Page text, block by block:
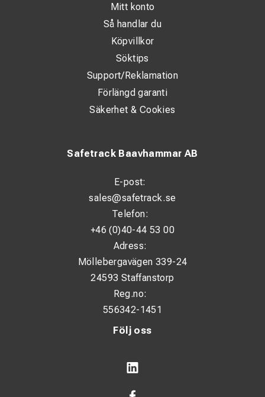
Följ oss
Safetrack Baavhammar AB
E-post:
sales@safetrack.se
Telefon:
+46 (0)40-44 53 00
Adress:
Möllebergavägen 339-24
24593 Staffanstorp
Reg.no:
556342-1451
Mitt konto
Så handlar du
Köpvillkor
Söktips
Support/Reklamation
Förlängd garanti
Säkerhet & Cookies